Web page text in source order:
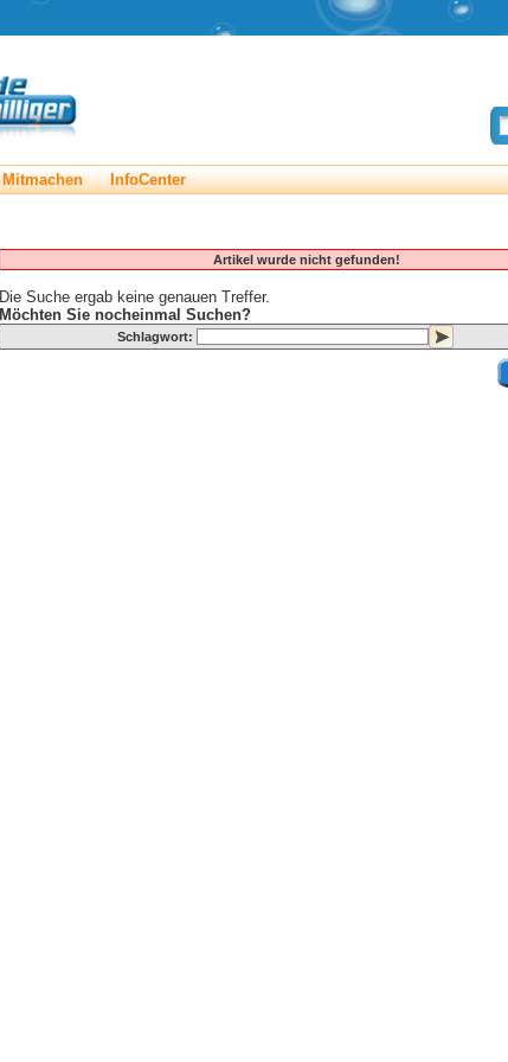
Mitmachen InfoCenter
Artikel wurde nicht gefunden!
Die Suche ergab keine genauen Treffer.
Möchten Sie nocheinmal Suchen?
Schlagwort: